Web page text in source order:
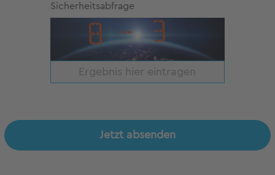
Sicherheitsabfrage
Jetzt absenden